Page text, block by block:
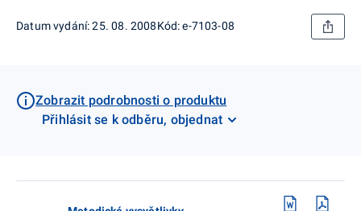
Datum vydání: 25. 08. 2008Kód: e-7103-08
Zobrazit podrobnosti o produktu
Přihlásit se k odběru, objednat